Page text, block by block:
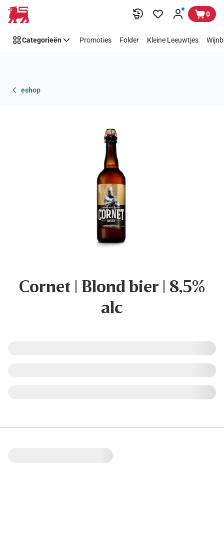
Overslaan 0
Categorieën Promoties Folder Kleine Leeuwtjes
eshop
Cornet | Blond bier | 8,5%
alc